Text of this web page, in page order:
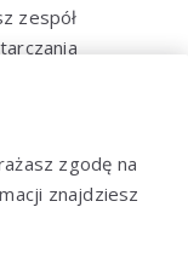
zespół
zgodę na
znajdziesz